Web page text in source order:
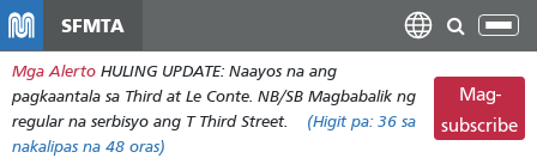
pangunahing
nilalaman
SFMTA
I-
ang
Mga Alerto HULING UPDATE: Naayos na ang
pagkaantala sa Third at Le Conte. NB/SB Magbabalik ng
regular na serbisyo ang T Third Street.
(Higit pa: 36 sa
nakalipas na 48 oras)
Mag-
subscribe